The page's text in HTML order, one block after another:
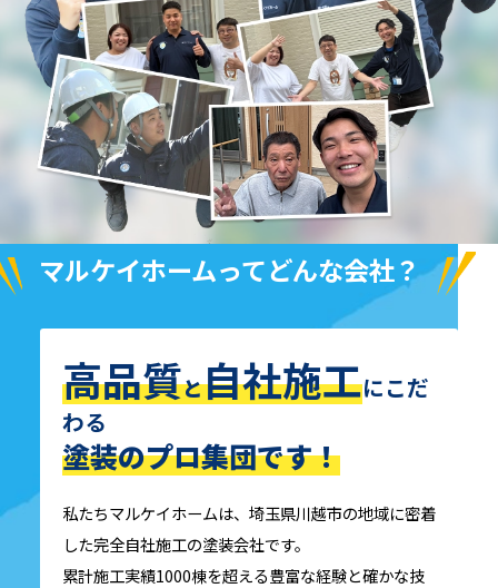
マルケイホームってどんな会社？
高品質と自社施工にこだ
わる
塗装のプロ集団です！
私たちマルケイホームは、埼玉県川越市の地域に密着
した完全自社施工の塗装会社です。
累計施工実績1000棟を超える豊富な経験と確かな技